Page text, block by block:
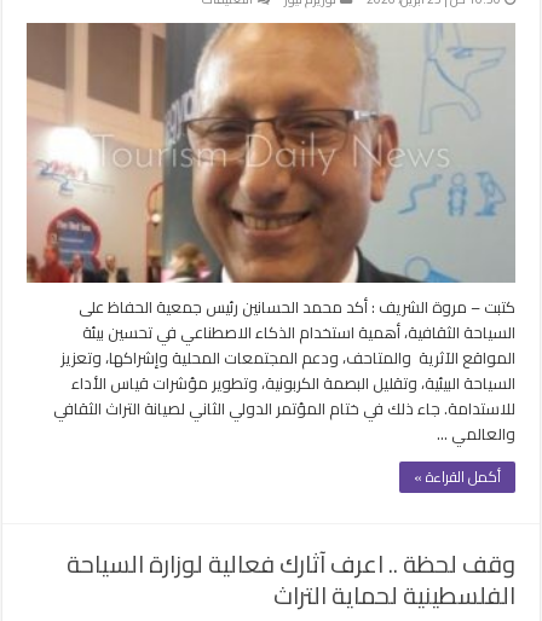
الحسانين
يطالب
باستخدام
الذكاء
الاصطناعي
لتحسين
بيئة
مواقع
الآثار
والمتاحف
مغلقة
كتبت – مروة الشريف : أكد محمد الحسانين رئيس جمعية الحفاظ على
السياحة الثقافية، أهمية استخدام الذكاء الاصطناعي في تحسين بيئة
المواقع الآثرية والمتاحف، ودعم المجتمعات المحلية وإشراكها، وتعزيز
السياحة البيئية، وتقليل البصمة الكربونية، وتطوير مؤشرات قياس الأداء
للاستدامة. جاء ذلك في ختام المؤتمر الدولي الثاني لصيانة التراث الثقافي
والعالمي …
أكمل القراءة »
وقف لحظة .. اعرف آثارك فعالية لوزارة السياحة
الفلسطينية لحماية التراث